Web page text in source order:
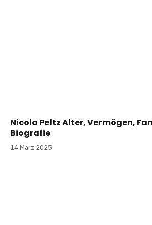
Nicola Peltz Alter, Vermögen,
Biografie
14 März 2025